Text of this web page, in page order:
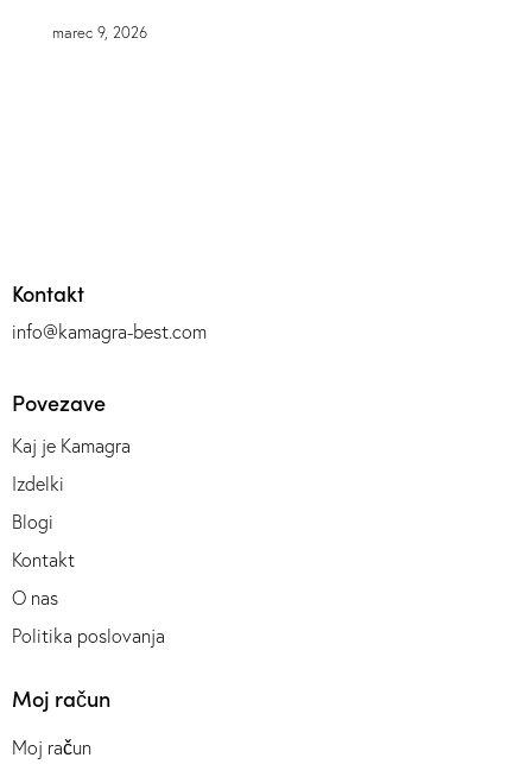
marec 9, 2026
Kontakt
info@kamagra-best.com
Povezave
Kaj je Kamagra
Izdelki
Blogi
Kontakt
O nas
Politika poslovanja
Moj račun
Moj račun